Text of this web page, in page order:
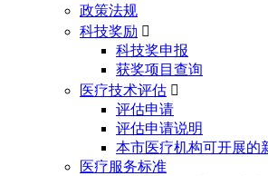
政策法规
科技奖励 
科技奖申报
获奖项目查询
医疗技术评估 
评估申请
评估申请说明
本市医疗机构可开展的
医疗服务标准